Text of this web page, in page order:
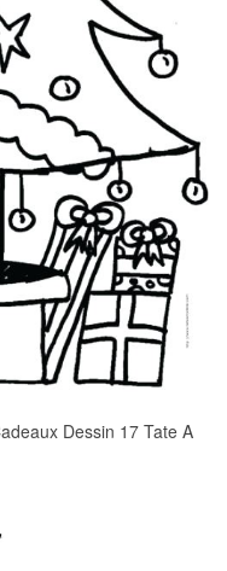
Dessin 17 Tate A